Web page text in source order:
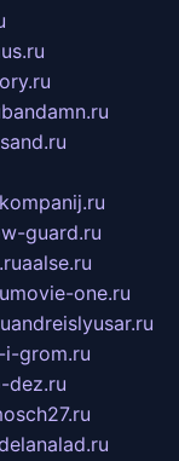
bandamn.ru
guard.ru
aalse.ru
movie-one.ru
andreislyusar.ru
grom.ru
dez.ru